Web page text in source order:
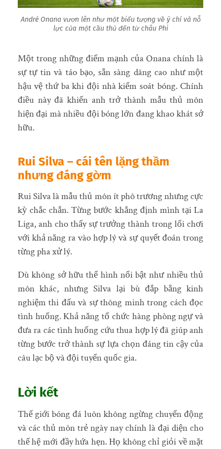
André Onana vươn lên như một biểu tượng về ý chí và nỗ
lực của một cầu thủ đến từ châu Phi
Một trong những điểm mạnh của Onana chính là
sự tự tin và táo bạo, sẵn sàng dâng cao như một
hậu vệ thứ ba khi đội nhà kiểm soát bóng. Chính
điều này đã khiến anh trở thành mẫu thủ môn
hiện đại mà nhiều đội bóng lớn đang khao khát sở
hữu.
Rui Silva – cái tên lặng thầm
nhưng đáng gờm
Rui Silva là mẫu thủ môn ít phô trương nhưng cực
kỳ chắc chắn. Từng bước khẳng định mình tại La
Liga, anh cho thấy sự trưởng thành trong lối chơi
với khả năng ra vào hợp lý và sự quyết đoán trong
từng pha xử lý.
Dù không sở hữu thể hình nổi bật như nhiều thủ
môn khác, nhưng Silva lại bù đắp bằng kinh
nghiệm thi đấu và sự thông minh trong cách đọc
tình huống. Khả năng tổ chức hàng phòng ngự và
đưa ra các tình huống cứu thua hợp lý đã giúp anh
từng bước trở thành sự lựa chọn đáng tin cậy của
câu lạc bộ và đội tuyển quốc gia.
Lời kết
Thế giới bóng đá luôn không ngừng chuyển động
và các thủ môn trẻ ngày nay chính là đại diện cho
thế hệ mới đầy hứa hẹn. Họ không chỉ giỏi về mặt